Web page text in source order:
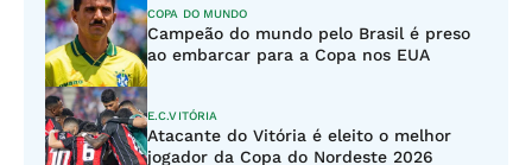
COPA DO MUNDO
Campeão do mundo pelo Brasil é preso
ao embarcar para a Copa nos EUA
E.C.VITÓRIA
Atacante do Vitória é eleito o melhor
jogador da Copa do Nordeste 2026